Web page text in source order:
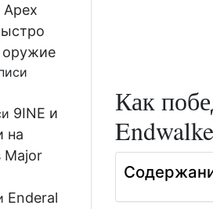
Как
Apex
оружие
9INE и
на
Major
Enderal